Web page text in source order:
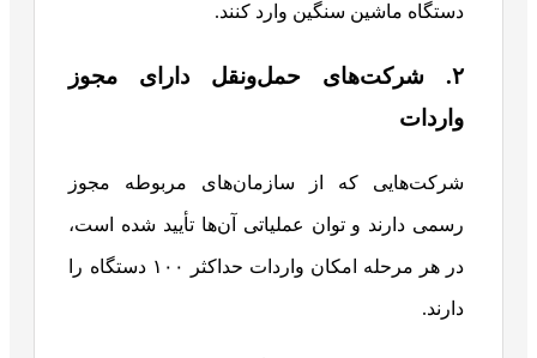
دستگاه ماشین سنگین وارد کنند.
۲. شرکت‌های حمل‌ونقل دارای مجوز
واردات
شرکت‌هایی که از سازمان‌های مربوطه مجوز
رسمی دارند و توان عملیاتی آن‌ها تأیید شده است،
در هر مرحله امکان واردات حداکثر ۱۰۰ دستگاه را
دارند.